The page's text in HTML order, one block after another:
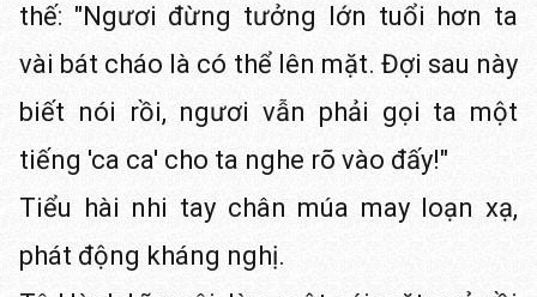
thế: "Ngươi đừng tưởng lớn tuổi hơn ta
vài bát cháo là có thể lên mặt. Đợi sau này
biết nói rồi, ngươi vẫn phải gọi ta một
tiếng 'ca ca' cho ta nghe rõ vào đấy!"
Tiểu hài nhi tay chân múa may loạn xạ,
phát động kháng nghị.